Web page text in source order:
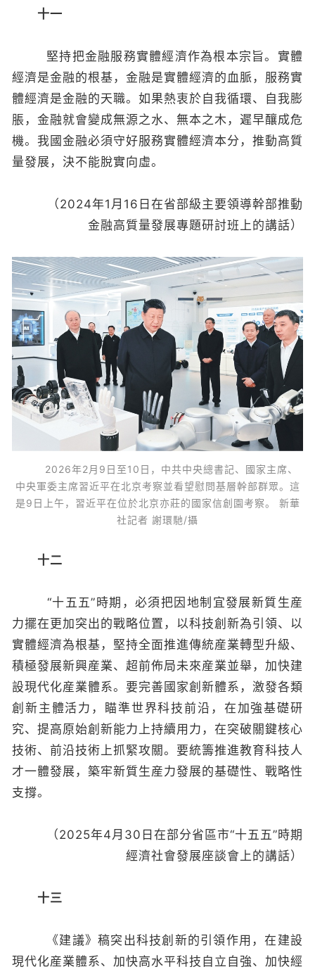
十一
堅持把金融服務實體經濟作為根本宗旨。實體
經濟是金融的根基，金融是實體經濟的血脈，服務實
體經濟是金融的天職。如果熱衷於自我循環、自我膨
脹，金融就會變成無源之水、無本之木，遲早釀成危
機。我國金融必須守好服務實體經濟本分，推動高質
量發展，決不能脫實向虛。
（2024年1月16日在省部級主要領導幹部推動
金融高質量發展專題研討班上的講話）
2026年2月9日至10日，中共中央總書記、國家主席、
中央軍委主席習近平在北京考察並看望慰問基層幹部群眾。這
是9日上午，習近平在位於北京亦莊的國家信創園考察。 新華
社記者 謝環馳/攝
十二
“十五五”時期，必須把因地制宜發展新質生産
力擺在更加突出的戰略位置，以科技創新為引領、以
實體經濟為根基，堅持全面推進傳統産業轉型升級、
積極發展新興産業、超前佈局未來産業並舉，加快建
設現代化産業體系。要完善國家創新體系，激發各類
創新主體活力，瞄準世界科技前沿，在加強基礎研
究、提高原始創新能力上持續用力，在突破關鍵核心
技術、前沿技術上抓緊攻關。要統籌推進教育科技人
才一體發展，築牢新質生産力發展的基礎性、戰略性
支撐。
（2025年4月30日在部分省區市“十五五”時期
經濟社會發展座談會上的講話）
十三
《建議》稿突出科技創新的引領作用，在建設
現代化産業體系、加快高水平科技自立自強、加快經